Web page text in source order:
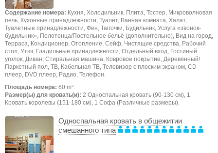
Содержание номера: Кухня, Холодильник, Плита, Тостер, Микроволновая
печь, Кухонные принадлежности, Туалет, Ванная комната, Халат,
Туалетные принадлежности, Фен, Тапочки, Будильник, Услуга «звонок-
будильник», Полотенца/Постельное бельё (дополнительно), Вид на город,
Терраса, Кондиционер, Отопление, Сейф, Чистящие средства, Рабочий
стол, Утюг, Гладильные принадлежности, Отдельный вход, Гостиный
уголок, Диван, Стиральная машина, Ковровое покрытие, Деревянный/
Паркетный пол, ТB, Кабельная ТВ, Телевизор с плоским экраном, CD
плеер, DVD плеер, Радио, Телефон.
Площадь номера: 60 m².
Размер(ы) для кровать(и): 2 Односпальная кровать (90-130 см), 1
Кровать королевы (151-180 см), 1 Софа (Различные размеры).
Односпальная кровать в общежитии
смешанного типа